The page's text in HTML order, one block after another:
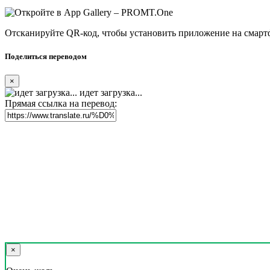
Отсканируйте QR-код, чтобы установить приложение на
Поделиться переводом
×
идет загрузка...
Прямая ссылка на перевод:
×